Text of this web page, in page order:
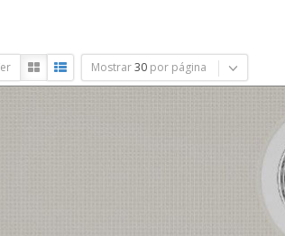
Mostrar 30 por página